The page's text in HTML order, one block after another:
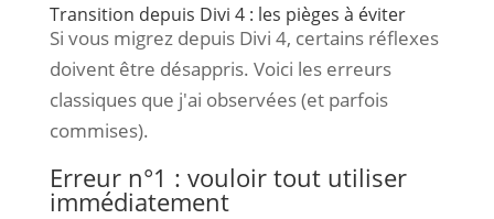
Transition depuis Divi 4 : les pièges à éviter
Si vous migrez depuis Divi 4, certains réflexes
doivent être désappris. Voici les erreurs
classiques que j'ai observées (et parfois
commises).
Erreur n°1 : vouloir tout utiliser
immédiatement